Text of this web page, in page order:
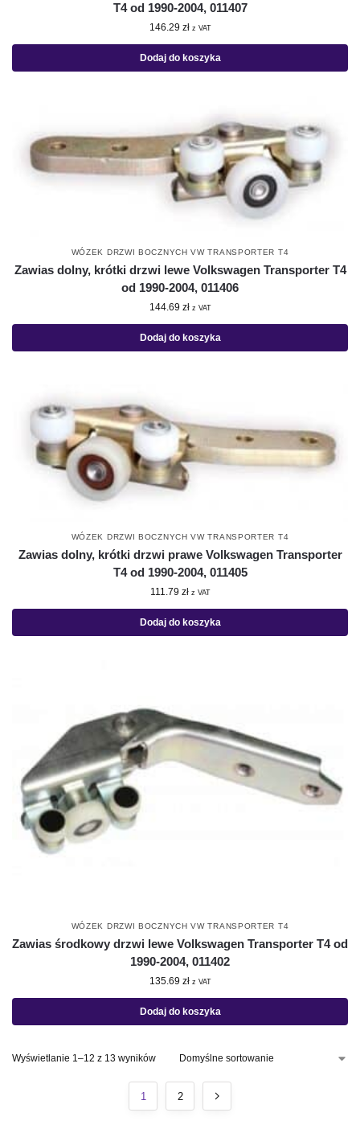
T4 od 1990-2004, 011407
146.29 zł z VAT
Dodaj do koszyka
WÓZEK DRZWI BOCZNYCH VW TRANSPORTER T4
Zawias dolny, krótki drzwi lewe Volkswagen Transporter T4
od 1990-2004, 011406
144.69 zł z VAT
Dodaj do koszyka
WÓZEK DRZWI BOCZNYCH VW TRANSPORTER T4
Zawias dolny, krótki drzwi prawe Volkswagen Transporter
T4 od 1990-2004, 011405
111.79 zł z VAT
Dodaj do koszyka
WÓZEK DRZWI BOCZNYCH VW TRANSPORTER T4
Zawias środkowy drzwi lewe Volkswagen Transporter T4 od
1990-2004, 011402
135.69 zł z VAT
Dodaj do koszyka
Wyświetlanie 1–12 z 13 wyników
1 2